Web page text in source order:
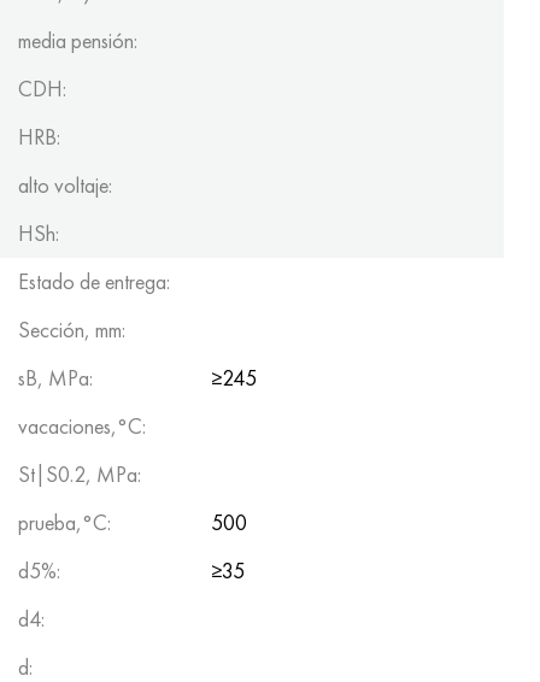
media pensión:
CDH:
HRB:
alto voltaje:
HSh:
Estado de entrega:
Sección, mm:
sB, MPa:
≥245
vacaciones,°C:
St|S0.2, MPa:
prueba,°C:
500
d5%:
≥35
d4:
d: